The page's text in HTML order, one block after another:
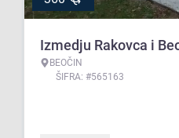
Izmedju Rakovca i
BEOČIN
ŠIFRA: #565163